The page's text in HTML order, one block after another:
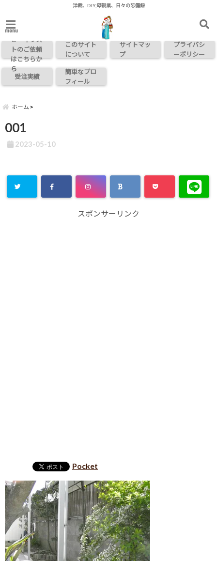
洋裁、DIY,母親業、日々の忘備録
menuお問い合わ
せ・イラス
トのご依頼
はこちらか
ら
このサイト
について
サイトマッ
プ
プライバシ
ーポリシー
受注実績
簡単なプロ
フィール
ホーム
001
2023-05-10
スポンサーリンク
Pocket